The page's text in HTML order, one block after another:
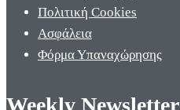
Πολιτική Cookies
Ασφάλεια
Φόρμα Υπαναχώρησης